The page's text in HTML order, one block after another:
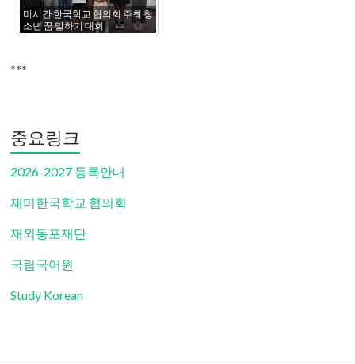
미시간 한국학교 협의회 주최 청
소년 꿈 말하기 대회
***
중요링크
2026-2027 등록안내
재미한국학교 협의회
재외동포재단
국립국어원
Study Korean